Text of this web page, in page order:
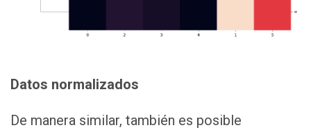
Datos normalizados
De manera similar, también es posible